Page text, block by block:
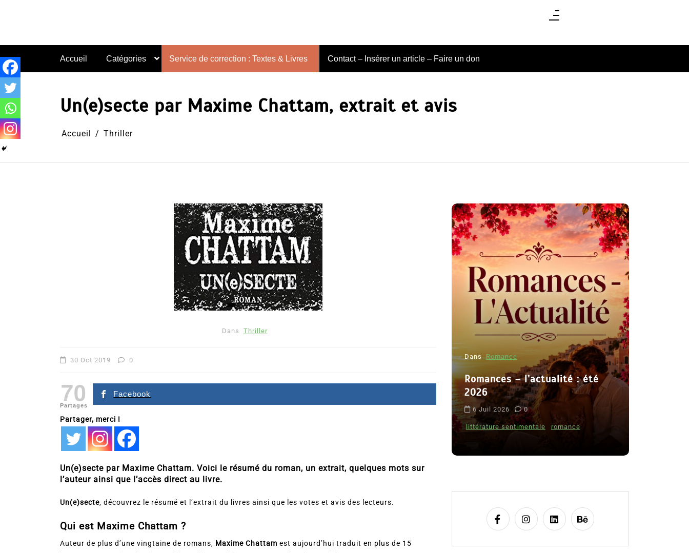
Accueil Catégories Service de correction : Textes & Livres Contact – Insérer un article – Faire un don
Un(e)secte par Maxime Chattam, extrait et avis
Accueil Thriller
Dans Thriller
30 Oct 2019 0
70
Partages
Facebook
Partager, merci !
Un(e)secte par Maxime Chattam. Voici le résumé du roman, un extrait, quelques mots sur
l’auteur ainsi que l’accès direct au livre.
Un(e)secte, découvrez le résumé et l’extrait du livres ainsi que les votes et avis des lecteurs.
Qui est Maxime Chattam ?
Auteur de plus d’une vingtaine de romans, Maxime Chattam est aujourd’hui traduit en plus de 15
Dans Romance
2026
littérature sentimentale
Dans Thriller
Le coupable n’est pas Camille
Dans Romance
Romances – l’actualité : été
2026
6 Juil 2026 0
littérature sentimentale romance